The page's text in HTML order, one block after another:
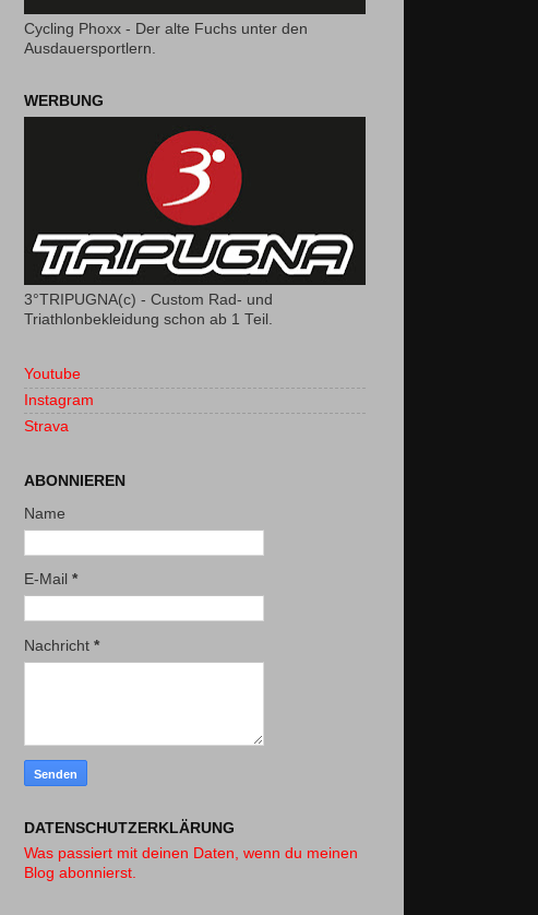
Cycling Phoxx - Der alte Fuchs unter den
Ausdauersportlern.
WERBUNG
3°TRIPUGNA(c) - Custom Rad- und
Triathlonbekleidung schon ab 1 Teil.
Youtube
Instagram
Strava
ABONNIEREN
Name
E-Mail *
Nachricht *
DATENSCHUTZERKLÄRUNG
Was passiert mit deinen Daten, wenn du meinen
Blog abonnierst.